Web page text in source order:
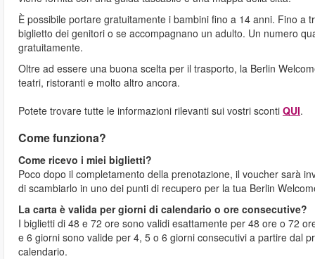
È possibile portare gratuitamente i bambini fino a 14 anni. Fino
biglietto dei genitori o se accompagnano un adulto. Un numero
gratuitamente.
Oltre ad essere una buona scelta per il trasporto, la Berlin
teatri, ristoranti e molto altro ancora.
Potete trovare tutte le informazioni rilevanti sui vostri sconti QUI.
Come funziona?
Come ricevo i miei biglietti?
Poco dopo il completamento della prenotazione, il voucher sarà
di scambiarlo in uno dei punti di recupero per la tua Berlin
La carta è valida per giorni di calendario o ore consecutive?
I biglietti di 48 e 72 ore sono validi esattamente per 48 ore o 72
e 6 giorni sono valide per 4, 5 o 6 giorni consecutivi a partire dal
calendario.